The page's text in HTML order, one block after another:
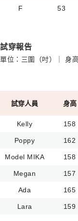
F 53
試穿報告
單位：三圍（吋）｜ 身
試穿人員 身高
Kelly 158
Poppy 162
Model MIKA 158
Megan 157
Ada 165
Lara 159